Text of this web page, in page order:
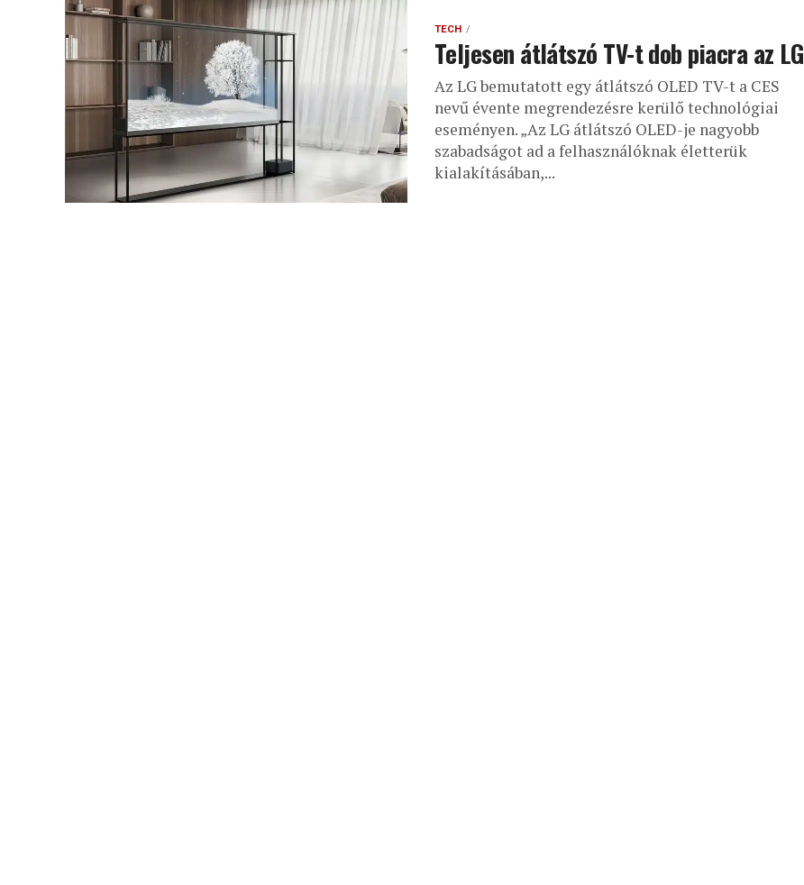
TECH
Teljesen átlátszó TV-t dob piacra az LG
Az LG bemutatott egy átlátszó OLED TV-t a CES
nevű évente megrendezésre kerülő technológiai
eseményen. „Az LG átlátszó OLED-je nagyobb
szabadságot ad a felhasználóknak életterük
kialakításában,...